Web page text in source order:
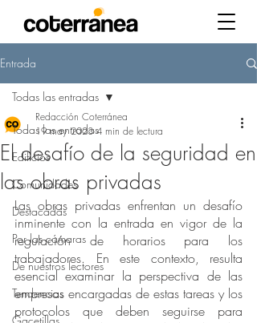
Entrada
Todas las entradas
Edificios
Comunidades
Destacadas
Por las cámaras
De nuestros lectores
Tendencias
Todas las entradas
El desafío de la seguridad en
las obras privadas
Redacción Coterránea
19 may 2023 4 min de lectura
Las obras privadas enfrentan un desafío
inminente con la entrada en vigor de la
regulación de horarios para los
trabajadores. En este contexto, resulta
esencial examinar la perspectiva de las
empresas encargadas de estas tareas y los
protocolos que deben seguirse para